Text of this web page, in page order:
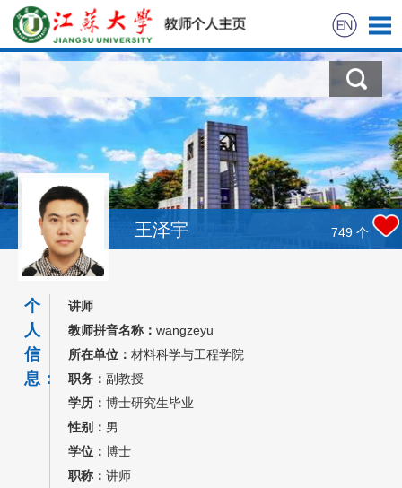
科学研究
教学研究
获奖信息
招生信息
学生信息
我的相册
教师博客
王泽宇 749 个
个
人
信
息：
讲师
教师拼音名称： wangzeyu
所在单位： 材料科学与工程学院
职务： 副教授
学历： 博士研究生毕业
性别： 男
学位： 博士
职称： 讲师